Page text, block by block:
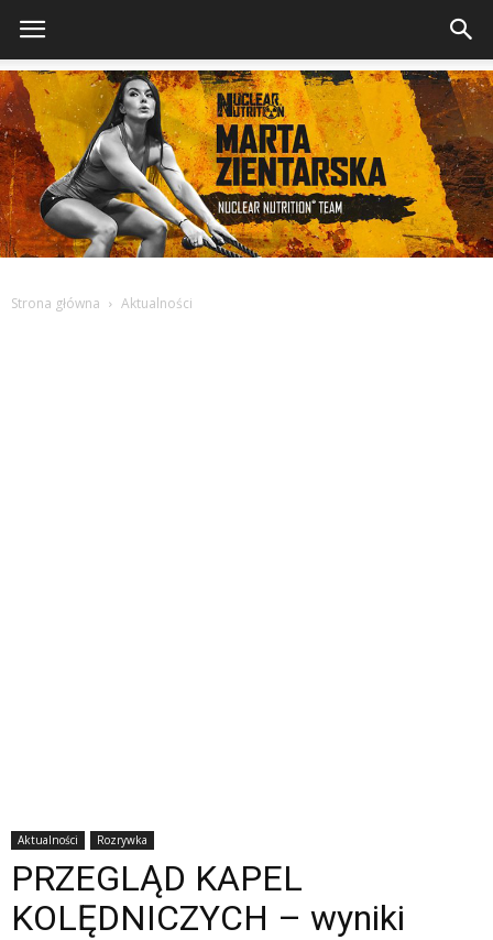
Strona główna Aktualności
Aktualności Rozrywka
PRZEGLĄD KAPEL
KOLĘDNICZYCH – wyniki